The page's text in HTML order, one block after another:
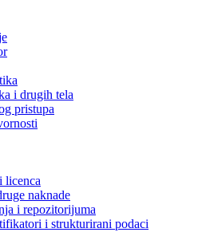
i drugih tela
pristupa
licenca
naknade
i repozitorijuma
i strukturirani podaci